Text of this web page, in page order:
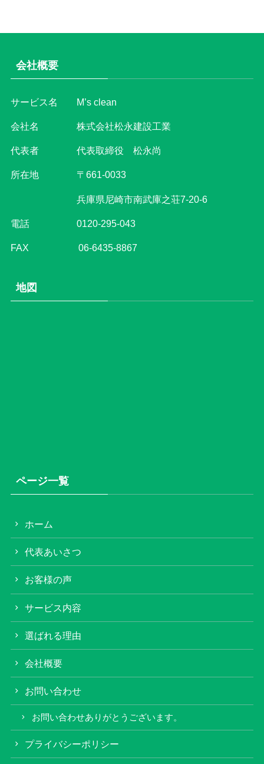
会社概要
サービス名 M’s clean
会社名 株式会社松永建設工業
代表者 代表取締役 松永尚
所在地 〒661-0033
兵庫県尼崎市南武庫之荘7-20-6
電話 0120-295-043
FAX 06-6435-8867
地図
ページ一覧
ホーム
代表あいさつ
お客様の声
サービス内容
選ばれる理由
会社概要
お問い合わせ
お問い合わせありがとうございます。
プライバシーポリシー